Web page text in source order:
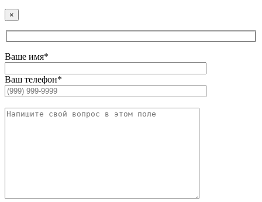
×
Ваше имя*
Ваш телефон*